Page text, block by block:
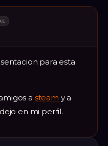
para esta
a steam y a
en mi perfil.